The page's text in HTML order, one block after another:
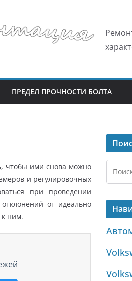
ПРЕДЕЛ ПРОЧНОСТИ БОЛТА
чтобы ими снова можно
и регулировочных
при проведении
от идеально
к ним.